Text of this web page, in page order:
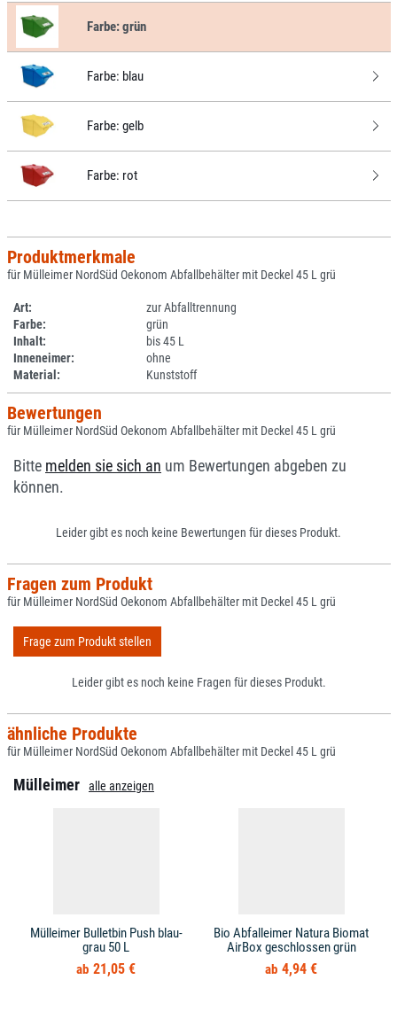
Farbe:grün
Farbe: blau
Farbe: gelb
Farbe: rot
Produktmerkmale
für Mülleimer NordSüd Oekonom Abfallbehälter mit Deckel 45 L grü
Art:
zur Abfalltrennung
Farbe:
grün
Inhalt:
bis 45 L
Inneneimer:
ohne
Material:
Kunststoff
Bewertungen
für Mülleimer NordSüd Oekonom Abfallbehälter mit Deckel 45 L grü
Bitte melden sie sich an um Bewertungen abgeben zu
können.
Leider gibt es noch keine Bewertungen für dieses Produkt.
Fragen zum Produkt
für Mülleimer NordSüd Oekonom Abfallbehälter mit Deckel 45 L grü
Frage zum Produkt stellen
Leider gibt es noch keine Fragen für dieses Produkt.
ähnliche Produkte
für Mülleimer NordSüd Oekonom Abfallbehälter mit Deckel 45 L grü
Mülleimer alle anzeigen
Mülleimer Bulletbin Push blau-
grau 50 L
21,05 €
Bio Abfalleimer Natura Biomat
AirBox geschlossen grün
4,94 €